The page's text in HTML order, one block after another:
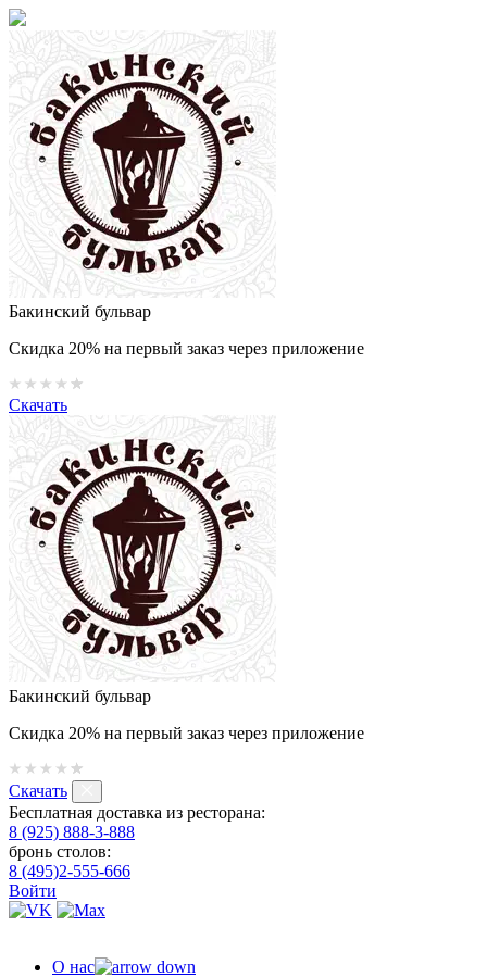
Бакинский бульвар
Скидка 20% на первый заказ через приложение
Скачать
Бакинский бульвар
Скидка 20% на первый заказ через приложение
Скачать
Бесплатная доставка из ресторана:
8 (925) 888-3-888
бронь столов:
8 (495)2-555-666
Войти
О нас